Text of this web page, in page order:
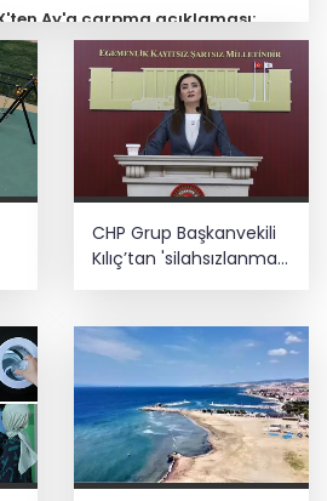
Ay'a çarpma açıklaması:
uzay operasyonları için
mercan resifleri için koruma
180 deniz canlısı türü kayıt
NATO görevi için
MSB yerli savunma
güçleniyor
Hudutlarda 490 kişi yakalandı
CHP Grup Başkanvekili
Kılıç’tan 'silahsızlanma'